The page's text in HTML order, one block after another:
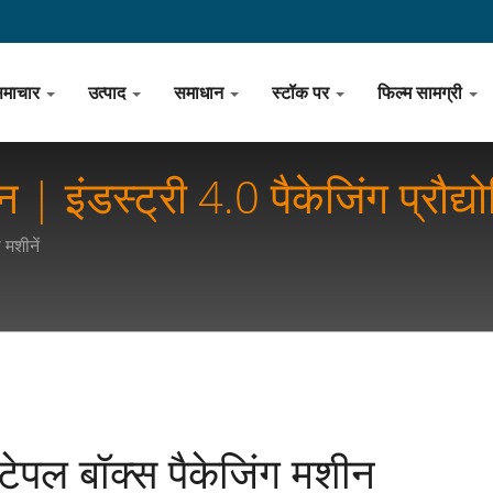
उत्पाद समाधान स्टॉक पर फिल्म सामग्री
4.0 पैकेजिंग
मशीनें
बॉक्स पैकेजिंग मशीन